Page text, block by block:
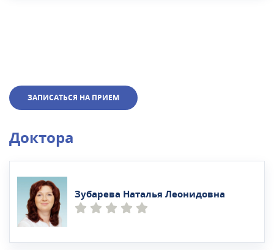
ЗАПИСАТЬСЯ НА ПРИЕМ
Доктора
Зубарева Наталья Леонидовна